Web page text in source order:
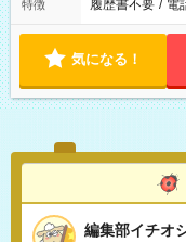
特徴 履歴書不要 / 電
気になる！
編集部イチオ